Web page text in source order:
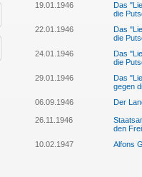
19.01.1946
Das
die
22.01.1946
Das
die
24.01.1946
Das
die
29.01.1946
Das
gegen
06.09.1946
Der
26.11.1946
den
10.02.1947
Alfons